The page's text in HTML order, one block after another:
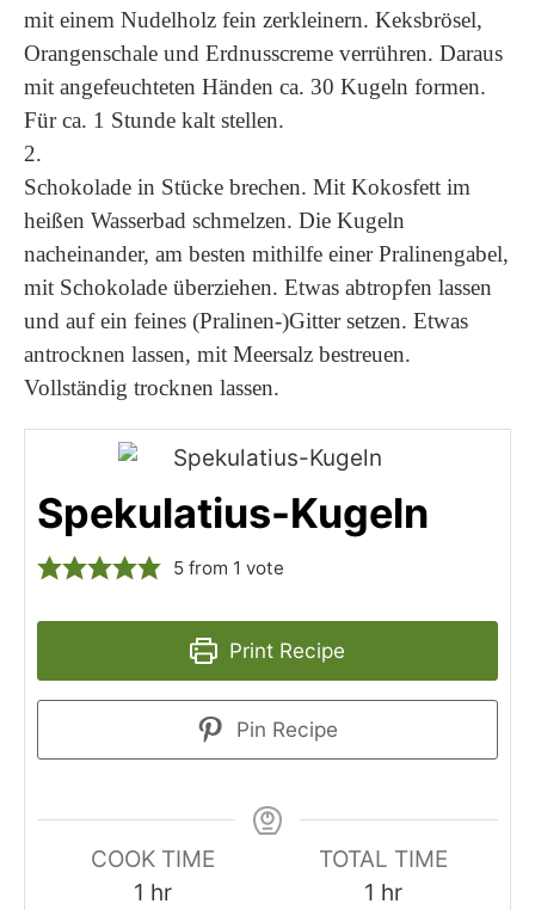
mit einem Nudelholz fein zerkleinern. Keksbrösel,
Orangenschale und Erdnusscreme verrühren. Daraus
mit angefeuchteten Händen ca. 30 Kugeln formen.
Für ca. 1 Stunde kalt stellen.
2.
Schokolade in Stücke brechen. Mit Kokosfett im
heißen Wasserbad schmelzen. Die Kugeln
nacheinander, am besten mithilfe einer Pralinengabel,
mit Schokolade überziehen. Etwas abtropfen lassen
und auf ein feines (Pralinen-)Gitter setzen. Etwas
antrocknen lassen, mit Meersalz bestreuen.
Vollständig trocknen lassen.
Spekulatius-Kugeln
5 from 1 vote
Print Recipe
Pin Recipe
COOK TIME
1 hour
hr
TOTAL TIME
1 hour
hr